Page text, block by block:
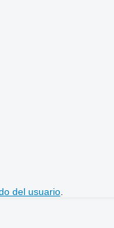
del usuario.